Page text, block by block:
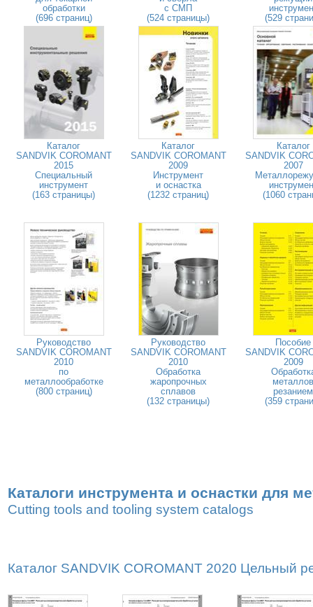
обработки
(696 страниц)
с СМП
(524 страницы)
(529
Каталог
SANDVIK COROMANT
2015
Специальный
инструмент
(163 страницы)
Каталог
SANDVIK COROMANT
2009
Инструмент
и оснастка
(1232 страниц)
Каталог
SANDVIK
2007
(1060
Руководство
SANDVIK COROMANT
2010
по
металлообработке
(800 страниц)
Руководство
SANDVIK COROMANT
2010
Обработка
жаропрочных
сплавов
(132 страницы)
Пособие
SANDVIK
2009
металлов
резанием
(359
Каталоги инструмента и оснастки для
Cutting tools and tooling system catalogs
Каталог SANDVIK COROMANT 2020 Цельный